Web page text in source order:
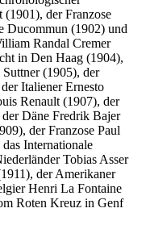
der Franzose
Ducommun (1902) und
Randal Cremer
in Den Haag (1904),
Suttner (1905), der
Italiener Ernesto
Renault (1907), der
Däne Fredrik Bajer
der Franzose Paul
Internationale
Tobias Asser
der Amerikaner
Henri La Fontaine
Roten Kreuz in Genf